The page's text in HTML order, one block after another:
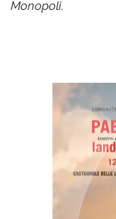
Monopoli.